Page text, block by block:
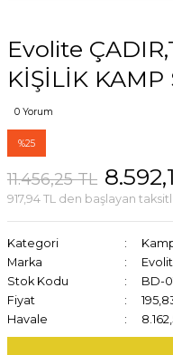
Evolite
KİŞİLİK KAMP
0 Yorum
%25
11.456,25 TL
917,94 TL den başlayan
Kategori
Marka
Stok Kodu
BD-
Fiyat
Havale